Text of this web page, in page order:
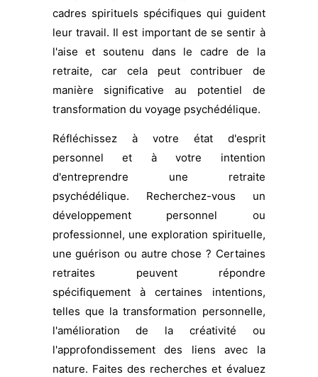
cadres spirituels spécifiques qui guident
leur travail. Il est important de se sentir à
l'aise et soutenu dans le cadre de la
retraite, car cela peut contribuer de
manière significative au potentiel de
transformation du voyage psychédélique.
Réfléchissez à votre état d'esprit
personnel et à votre intention
d'entreprendre une retraite
psychédélique. Recherchez-vous un
développement personnel ou
professionnel, une exploration spirituelle,
une guérison ou autre chose ? Certaines
retraites peuvent répondre
spécifiquement à certaines intentions,
telles que la transformation personnelle,
l'amélioration de la créativité ou
l'approfondissement des liens avec la
nature. Faites des recherches et évaluez